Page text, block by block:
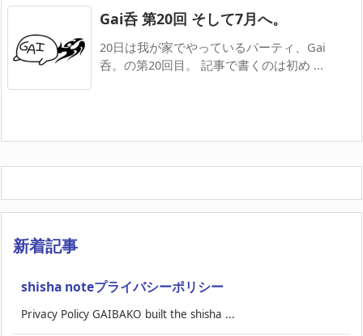
Gai呑 第20回 そして7月へ。
20日は我が家でやっているパーティ、Gai
呑。の第20回目。 記事で書くのは初め ...
新着記事
shisha noteプライバシーポリシー
Privacy Policy GAIBAKO built the shisha ...